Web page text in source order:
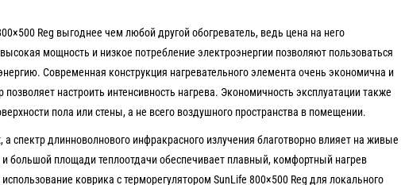
Reg выгоднее чем любой другой обогреватель, ведь цена на него
мощность и низкое потребление электроэнергии позволяют пользоваться
Современная конструкция нагревательного элемента очень экономична и
настроить интенсивность нагрева. Экономичность эксплуатации также
пола или стены, а не всего воздушного пространства в помещении.
спектр длинноволнового инфракрасного излучения благотворно влияет на живые
большой площади теплоотдачи обеспечивает плавный, комфортный нагрев
коврика с терморегулятором SunLife 800×500 Reg для локального